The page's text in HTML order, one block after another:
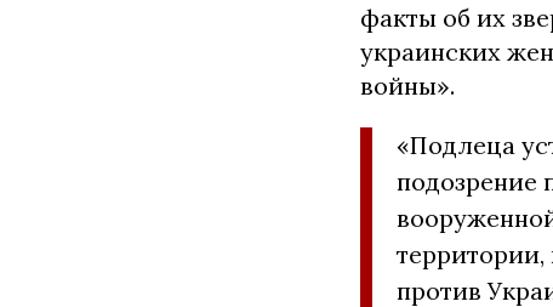
факты об их
украинских
войны».
«Подлеца
подозрение
против